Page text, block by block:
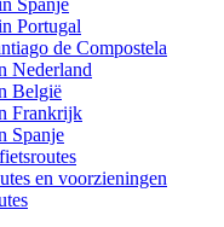
Spanje
Portugal
de Compostela
Nederland
België
Frankrijk
Spanje
en voorzieningen